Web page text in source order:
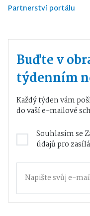
Partnerství portálu
Buďte v
týdenním
Každý týden vám
do vaší e-mailové
Souhlasím se
údajůpro